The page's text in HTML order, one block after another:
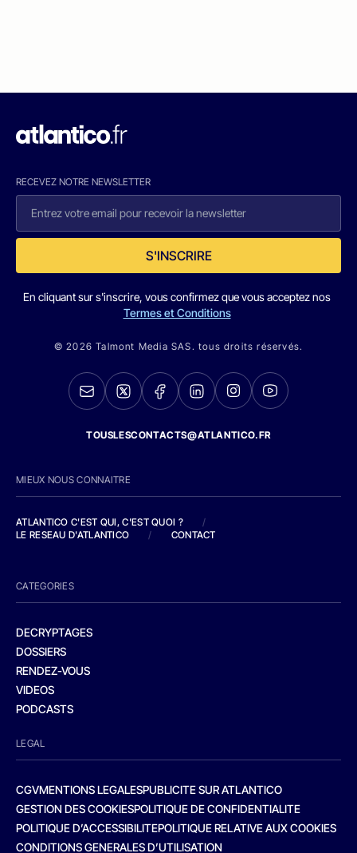
RECEVEZ NOTRE NEWSLETTER
S'INSCRIRE
En cliquant sur s'inscrire, vous confirmez que vous acceptez nos
Termes et Conditions
© 2026 Talmont Media SAS. tous droits réservés.
TOUSLESCONTACTS@ATLANTICO.FR
MIEUX NOUS CONNAITRE
ATLANTICO C'EST QUI, C'EST QUOI ?
/
LE RESEAU D'ATLANTICO
/ CONTACT
CATEGORIES
DECRYPTAGES
DOSSIERS
RENDEZ-VOUS
VIDEOS
PODCASTS
LEGAL
CGVMENTIONS LEGALESPUBLICITE SUR ATLANTICO
GESTION DES COOKIESPOLITIQUE DE CONFIDENTIALITE
POLITIQUE D’ACCESSIBILITEPOLITIQUE RELATIVE AUX COOKIES
CONDITIONS GENERALES D’UTILISATION